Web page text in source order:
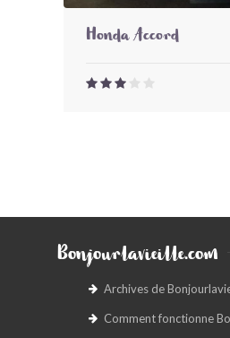
Honda Accord
Bonjourlavieille.com
Archives de
Comment fonctionne